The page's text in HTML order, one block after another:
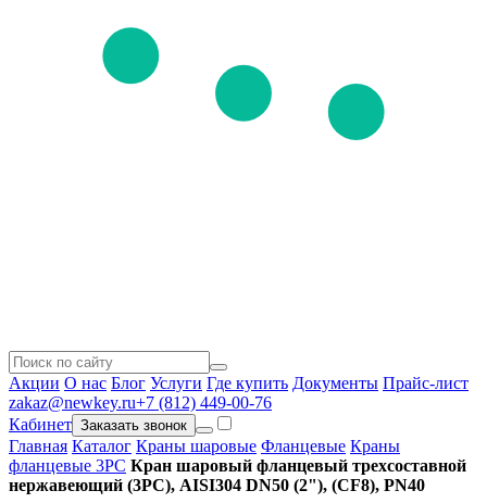
Акции О нас Блог Услуги Где купить Документы Прайс-лист
zakaz@newkey.ru+7 (812) 449-00-76
Кабинет Заказать звонок
Главная Каталог Краны шаровые Фланцевые Краны
фланцевые 3PC Кран шаровый фланцевый трехсоставной
нержавеющий (3PC), AISI304 DN50 (2"), (CF8), PN40